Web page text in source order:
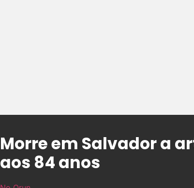
Morre em Salvador a
aos 84 anos